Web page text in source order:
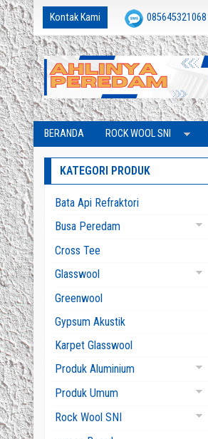
Kontak Kami 085645321068
Global Isolasi Mandiri
BERANDA ROCK WOOL SNI
KATEGORI PRODUK
Bata Api Refraktori
Busa Peredam
Busa Bass Trap
Busa Piramid
Busa Telur
Busa Wedges
Cross Tee
Glasswool
Glasswool Aluminium
Glasswool Blanket
Glasswool Board
Glasswool Pipa
Greenwool
Gypsum Akustik
Karpet Glasswool
Produk Aluminium
Aluminium Bubble
Aluminum Foam
Produk Umum
Panel Akustik
Rock Wool SNI